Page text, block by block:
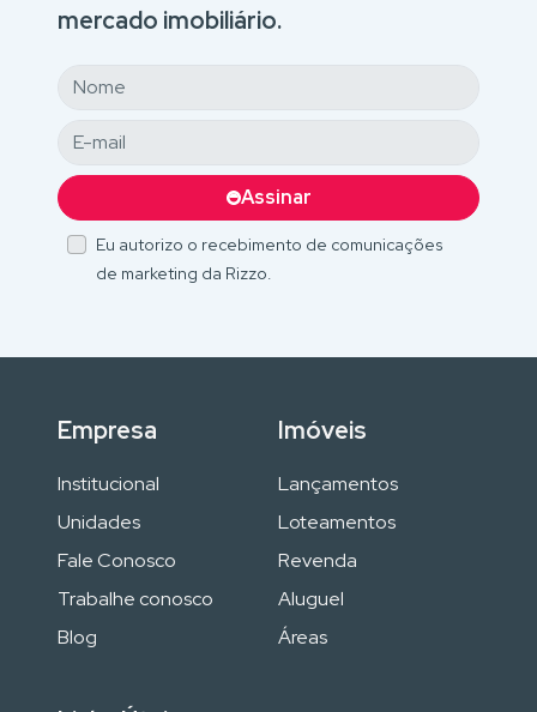
mercado imobiliário.
Assinar
Eu autorizo o recebimento de comunicações
de marketing da Rizzo.
Empresa
Institucional
Unidades
Fale Conosco
Trabalhe conosco
Blog
Imóveis
Lançamentos
Loteamentos
Revenda
Aluguel
Áreas